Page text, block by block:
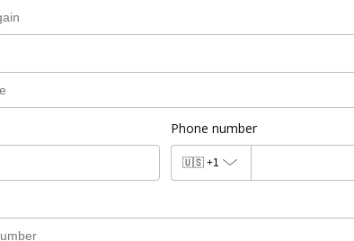
Phone number
🇺🇸 +1